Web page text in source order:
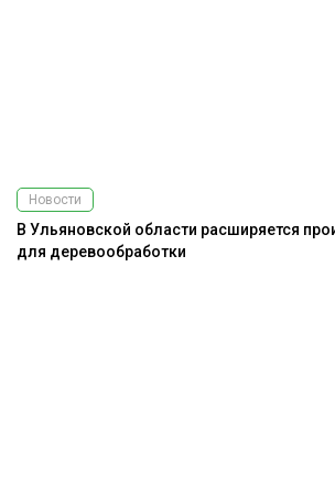
Новости
В Ульяновской области расширяется
для деревообработки